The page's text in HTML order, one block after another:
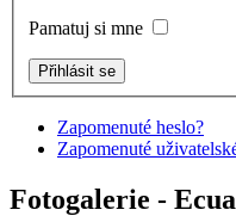
Pamatuj si mne
Zapomenuté heslo?
Zapomenuté
Fotogalerie -